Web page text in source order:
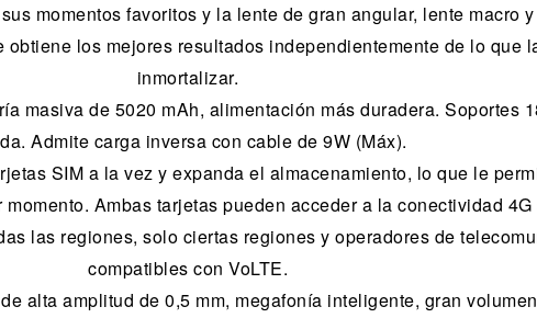
momentos favoritos y la lente de gran angular, lente macro
obtiene los mejores resultados independientemente de lo que
inmortalizar.
masiva de 5020 mAh, alimentación más duradera. Soportes
Admite carga inversa con cable de 9W (Máx).
SIM a la vez y expanda el almacenamiento, lo que le
Ambas tarjetas pueden acceder a la conectividad
las regiones, solo ciertas regiones y operadores de
compatibles con VoLTE.
alta amplitud de 0,5 mm, megafonía inteligente, gran